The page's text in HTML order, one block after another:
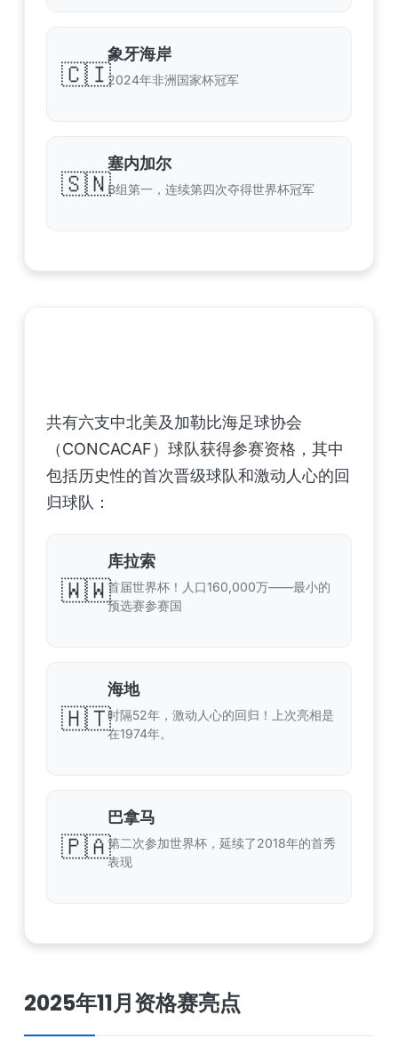
🇨🇮
象牙海岸
2024年非洲国家杯冠军
🇸🇳
塞内加尔
B组第一，连续第四次夺得世界杯冠军
共有六支中北美及加勒比海足球协会
（CONCACAF）球队获得参赛资格，其中
包括历史性的首次晋级球队和激动人心的回
归球队：
🇼🇼
库拉索
首届世界杯！人口160,000万——最小的
预选赛参赛国
🇭🇹
海地
时隔52年，激动人心的回归！上次亮相是
在1974年。
🇵🇦
巴拿马
第二次参加世界杯，延续了2018年的首秀
表现
2025年11月资格赛亮点